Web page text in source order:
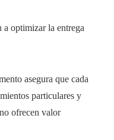
a optimizar la entrega
asegura que cada
particulares y
ofrecen valor